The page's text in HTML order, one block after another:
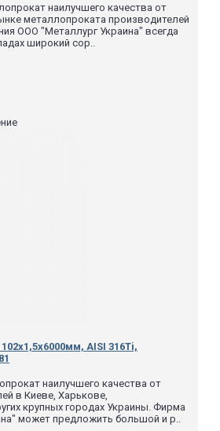
наилучшего качества от
металлопроката производителей
ООО "Металлург Украина" всегда
широкий сор..
AISI 316Ti,
наилучшего качества от
в Киеве, Харькове,
крупных городах Украины. Фирма
может предложить большой и р..